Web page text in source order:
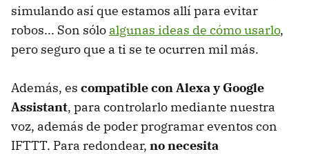
simulando así que estamos allí para evitar
robos... Son sólo algunas ideas de cómo usarlo,
pero seguro que a ti se te ocurren mil más.
Además, es compatible con Alexa y Google
Assistant, para controlarlo mediante nuestra
voz, además de poder programar eventos con
IFTTT. Para redondear, no necesita